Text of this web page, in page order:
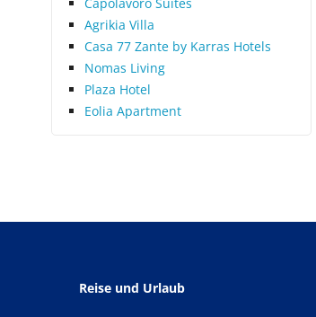
Agrikia Villa
Casa 77 Zante by Karras Hotels
Nomas Living
Plaza Hotel
Eolia Apartment
Reise und Urlaub